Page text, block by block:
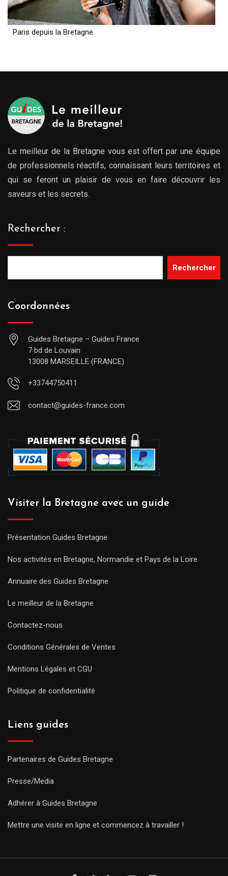
Paris depuis la Bretagne
Le meilleur de la Bretagne vous est offert par une équipe
de professionnels réactifs, connaissant leurs territoires et
qui se feront un plaisir de vous en faire découvrir les
saveurs et les secrets.
Rechercher :
Rechercher
Coordonnées
Guides Bretagne – Guides France
7 bd de Louvain
13008 MARSEILLE (FRANCE)
+33744750411
contact@guides-france.com
Visiter la Bretagne avec un guide
Présentation Guides Bretagne
Nos activités en Bretagne, Normandie et Pays de la Loire
Annuaire des Guides Bretagne
Le meilleur de la Bretagne
Contactez-nous
Conditions Générales de Ventes
Mentions Légales et CGU
Politique de confidentialité
Liens guides
Partenaires de Guides Bretagne
Presse/Media
Adhérer à Guides Bretagne
Mettre une visite en ligne et commencez à travailler !